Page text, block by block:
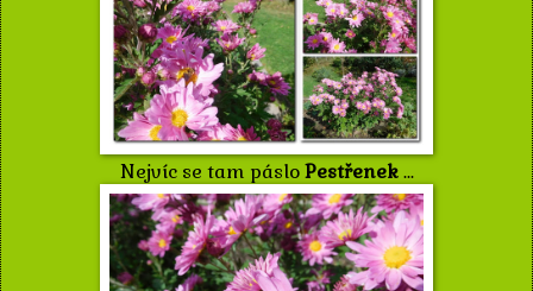
Nejvíc se tam pásloPestřenek...